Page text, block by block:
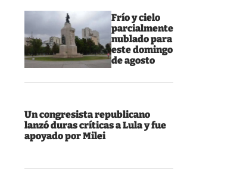
Frío y cielo
parcialmente
nublado para
este domingo
de agosto
Un congresista republicano
lanzó duras críticas a Lula y fue
apoyado por Milei